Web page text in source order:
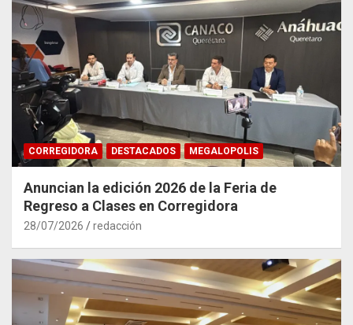
CORREGIDORA DESTACADOS MEGALOPOLIS
Anuncian la edición 2026 de la Feria de
Regreso a Clases en Corregidora
28/07/2026 redacción